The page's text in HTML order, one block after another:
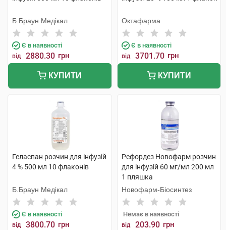
Б.Браун Медікал
Є в наявності
від 2880.30 грн
КУПИТИ
Октафарма
Є в наявності
від 3701.70 грн
КУПИТИ
Геласпан розчин для інфузій
4 % 500 мл 10 флаконів
Б.Браун Медікал
Є в наявності
від 3800.70 грн
Рефордез Новофарм розчин
для інфузій 60 мг/мл 200 мл
1 пляшка
Новофарм-Біосинтез
Немає в наявності
від 203.90 грн